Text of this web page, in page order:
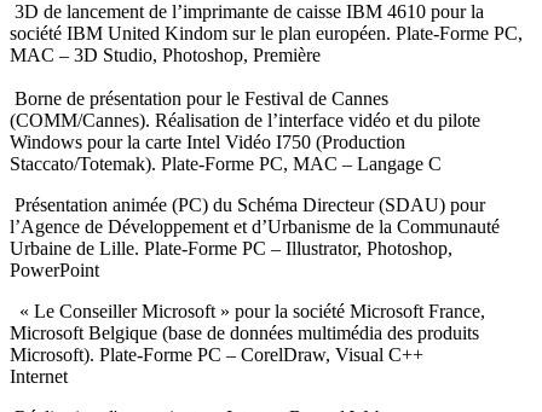
3D de lancement de l’imprimante de caisse IBM 4610 pour la
société IBM United Kindom sur le plan européen. Plate-Forme PC,
MAC – 3D Studio, Photoshop, Première
Borne de présentation pour le Festival de Cannes
(COMM/Cannes). Réalisation de l’interface vidéo et du pilote
Windows pour la carte Intel Vidéo I750 (Production
Staccato/Totemak). Plate-Forme PC, MAC – Langage C
Présentation animée (PC) du Schéma Directeur (SDAU) pour
l’Agence de Développement et d’Urbanisme de la Communauté
Urbaine de Lille. Plate-Forme PC – Illustrator, Photoshop,
PowerPoint
« Le Conseiller Microsoft » pour la société Microsoft France,
Microsoft Belgique (base de données multimédia des produits
Microsoft). Plate-Forme PC – CorelDraw, Visual C++
Internet